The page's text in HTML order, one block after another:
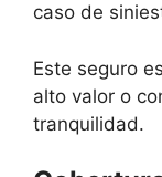
caso de
Este seguro
alto valor o
tranquilidad.